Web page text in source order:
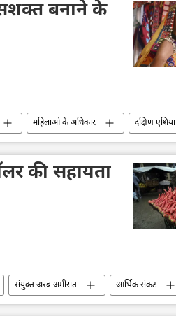
बनाने के
महिलाओं के अधिकार दक्षिण एशिया
की सहायता
संयुक्त अरब अमीरात
आर्थिक संकट